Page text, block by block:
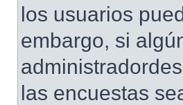
los usuarios
embargo, si
las encuestas